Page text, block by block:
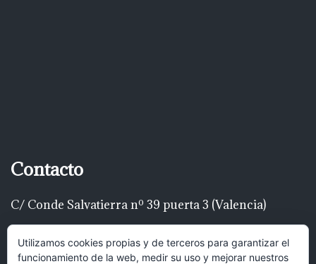
Contacto
C/ Conde Salvatierra nº 39 puerta 3 (Valencia)
Telf: 616 22 00 22
Utilizamos cookies propias y de terceros para garantizar el
funcionamiento de la web, medir su uso y mejorar nuestros